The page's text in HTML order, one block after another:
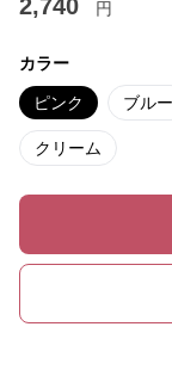
2,740 円
カラー
ピンク ブルー
クリーム